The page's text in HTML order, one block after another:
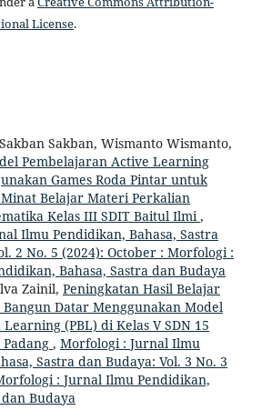
License.
Sakban, Wismanto Wismanto,
Pembelajaran Active Learning
Games Roda Pintar untuk
Belajar Materi Perkalian
Kelas III SDIT Baitul Ilmi ,
Ilmu Pendidikan, Bahasa, Sastra
2 No. 5 (2024): October : Morfologi :
Bahasa, Sastra dan Budaya
Zainil, Peningkatan Hasil Belajar
Datar Menggunakan Model
(PBL) di Kelas V SDN 15
, Morfologi : Jurnal Ilmu
Sastra dan Budaya: Vol. 3 No. 3
: Jurnal Ilmu Pendidikan,
Budaya